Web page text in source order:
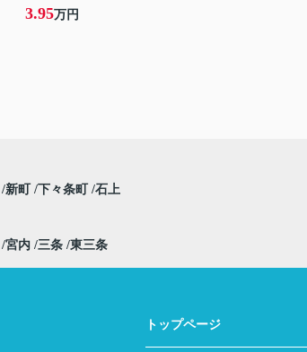
3.95万円
新町 下々条町 石上
宮内 三条 東三条
トップページ